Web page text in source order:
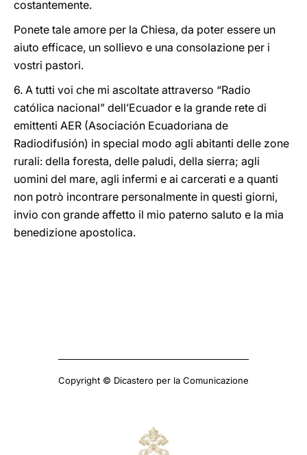
costantemente.
Ponete tale amore per la Chiesa, da poter essere un
aiuto efficace, un sollievo e una consolazione per i
vostri pastori.
6. A tutti voi che mi ascoltate attraverso “Radio
católica nacional” dell’Ecuador e la grande rete di
emittenti AER (Asociación Ecuadoriana de
Radiodifusión) in special modo agli abitanti delle zone
rurali: della foresta, delle paludi, della sierra; agli
uomini del mare, agli infermi e ai carcerati e a quanti
non potrò incontrare personalmente in questi giorni,
invio con grande affetto il mio paterno saluto e la mia
benedizione apostolica.
Copyright © Dicastero per la Comunicazione